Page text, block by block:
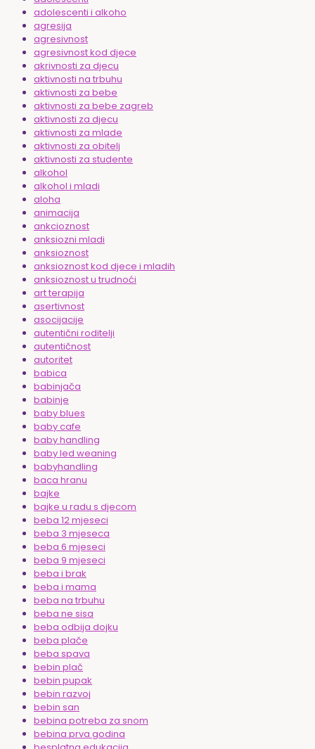
adolescenti i alkoho
agresija
agresivnost
agresivnost kod djece
akrivnosti za djecu
aktivnosti na trbuhu
aktivnosti za bebe
aktivnosti za bebe zagreb
aktivnosti za djecu
aktivnosti za mlade
aktivnosti za obitelj
aktivnosti za studente
alkohol
alkohol i mladi
aloha
animacija
ankcioznost
anksiozni mladi
anksioznost
anksioznost kod djece i mladih
anksioznost u trudnoći
art terapija
asertivnost
asocijacije
autentični roditelji
autentičnost
autoritet
babica
babinjača
babinje
baby blues
baby cafe
baby handling
baby led weaning
babyhandling
baca hranu
bajke
bajke u radu s djecom
beba 12 mjeseci
beba 3 mjeseca
beba 6 mjeseci
beba 9 mjeseci
beba i brak
beba i mama
beba na trbuhu
beba ne sisa
beba odbija dojku
beba plače
beba spava
bebin plač
bebin pupak
bebin razvoj
bebin san
bebina potreba za snom
bebina prva godina